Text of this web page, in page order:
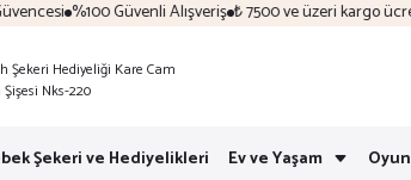
%100 Güvenli Alışveriş ₺ 7500 ve üzeri kargo
Şekeri ve Hediyelikleri Ev ve Yaşam